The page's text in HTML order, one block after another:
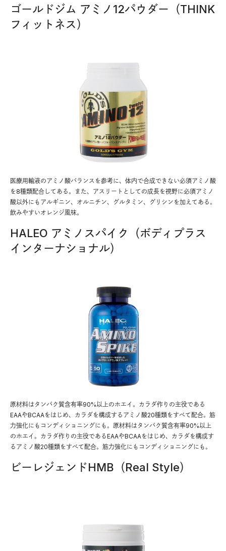
ゴールドジム アミノ12パウダー（THINK
フィットネス）
医療用輸液のアミノ酸バランスを参考に、体内で合成できない必須アミノ酸
を8種類配合してある。また、アスリートとしての成長を視野に必須アミノ
酸以外にもアルギニン、オルニチン、グルタミン、グリシンを加えてある。
飲みやすいオレンジ風味。
HALEO アミノスパイク（ボディプラス
インターナショナル）
原材料はタンパク質含有率90%以上のホエイ。カラダ作りの主役である
EAAやBCAAをはじめ、カラダを構成するアミノ酸20種類をすべて配合。筋
力強化にもコンディショニングにも。原材料はタンパク質含有率90%以上
のホエイ。カラダ作りの主役であるEAAやBCAAをはじめ、カラダを構成す
るアミノ酸20種類をすべて配合。筋力強化にもコンディショニングにも。
ビーレジェンドHMB（Real Style）